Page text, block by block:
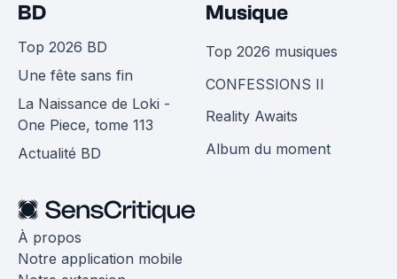
BD
Top 2026 BD
Une fête sans fin
La Naissance de Loki -
One Piece, tome 113
Actualité BD
Musique
Top 2026 musiques
CONFESSIONS II
Reality Awaits
Album du moment
À propos
Notre application mobile